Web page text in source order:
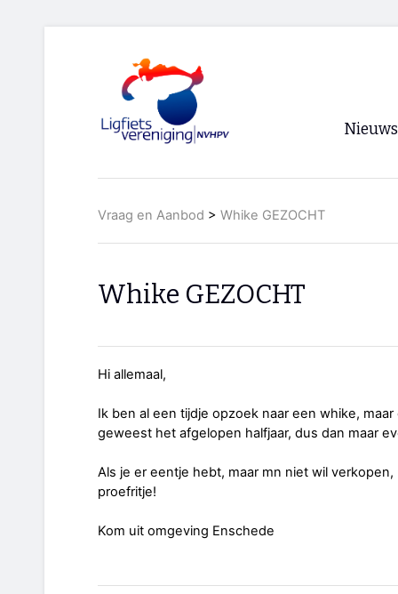
Nieuws
Vraag en Aanbod > Whike GEZOCHT
Whike GEZOCHT
Hi allemaal,
Ik ben al een tijdje opzoek naar een whike,
geweest het afgelopen halfjaar, dus dan maar
Als je er eentje hebt, maar mn niet wil
proefritje!
Kom uit omgeving Enschede